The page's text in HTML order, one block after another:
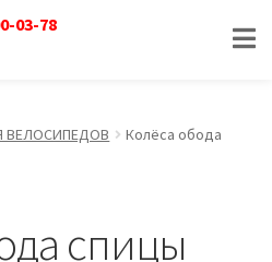
03-78
ВЕЛОСИПЕДОВ
Колёса обода
спицы